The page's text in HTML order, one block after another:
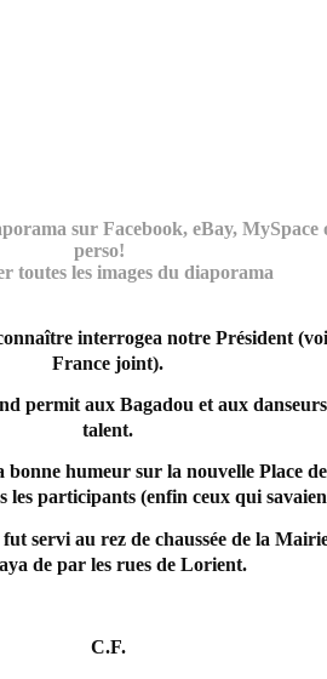
interrogea notre Président
France joint).
permit aux Bagadou et aux
talent.
bonne humeur sur la nouvelle Place
les participants (enfin ceux qui
servi au rez de chaussée de la
de par les rues de Lorient.
C.F.